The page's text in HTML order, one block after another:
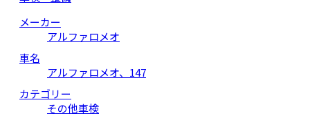
メーカー
アルファロメオ
車名
アルファロメオ、147
カテゴリー
その他車検